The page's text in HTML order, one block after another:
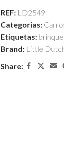
REF: LD2549
Categorias:
Etiquetas:
Brand: Little
Share: